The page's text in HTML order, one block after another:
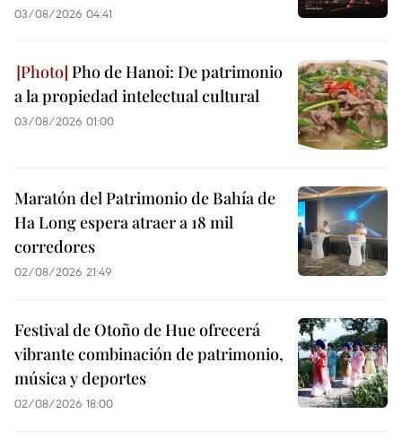
03/08/2026 04:41
Pho de Hanoi: De patrimonio
a la propiedad intelectual cultural
03/08/2026 01:00
Maratón del Patrimonio de Bahía de
Ha Long espera atraer a 18 mil
corredores
02/08/2026 21:49
Festival de Otoño de Hue ofrecerá
vibrante combinación de patrimonio,
música y deportes
02/08/2026 18:00